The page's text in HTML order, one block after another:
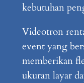
kebutuhan
Videotron
event yang
memberikan
ukuran layar